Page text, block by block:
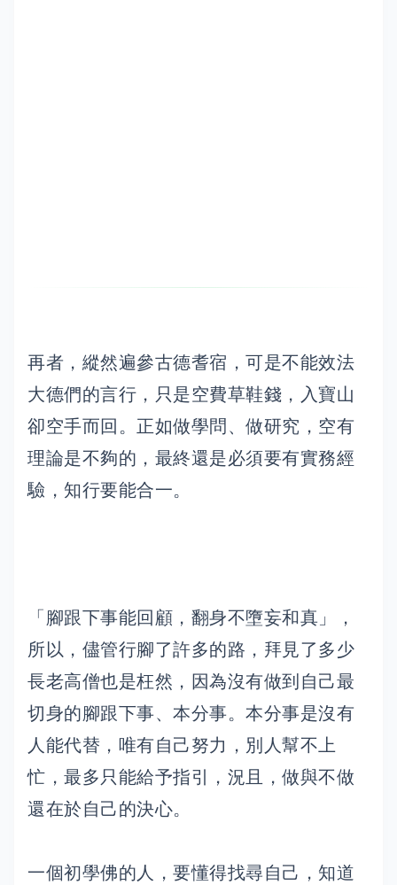
再者，縱然遍參古德耆宿，可是不能效法
大德們的言行，只是空費草鞋錢，入寶山
卻空手而回。正如做學問、做研究，空有
理論是不夠的，最終還是必須要有實務經
驗，知行要能合一。
「腳跟下事能回顧，翻身不墮妄和真」，
所以，儘管行腳了許多的路，拜見了多少
長老高僧也是枉然，因為沒有做到自己最
切身的腳跟下事、本分事。本分事是沒有
人能代替，唯有自己努力，別人幫不上
忙，最多只能給予指引，況且，做與不做
還在於自己的決心。
一個初學佛的人，要懂得找尋自己，知道